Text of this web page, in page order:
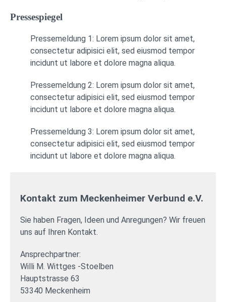
Pressespiegel
Pressemeldung 1: Lorem ipsum dolor sit amet,
consectetur adipisici elit, sed eiusmod tempor
incidunt ut labore et dolore magna aliqua.
Pressemeldung 2: Lorem ipsum dolor sit amet,
consectetur adipisici elit, sed eiusmod tempor
incidunt ut labore et dolore magna aliqua.
Pressemeldung 3: Lorem ipsum dolor sit amet,
consectetur adipisici elit, sed eiusmod tempor
incidunt ut labore et dolore magna aliqua.
Kontakt zum Meckenheimer Verbund e.V.
Sie haben Fragen, Ideen und Anregungen? Wir freuen
uns auf Ihren Kontakt.
Ansprechpartner:
Willi M. Wittges -Stoelben
Hauptstrasse 63
53340 Meckenheim